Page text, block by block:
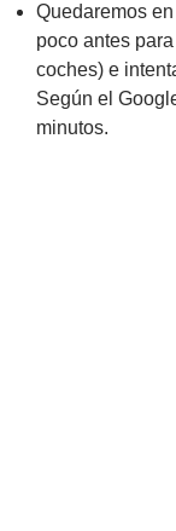
Quedaremos
poco antes
coches) e
Según el
minutos.